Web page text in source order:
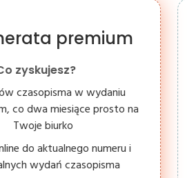
premium
zyskujesz?
czasopisma w wydaniu
co dwa miesiące prosto na
Twoje biurko
do aktualnego numeru i
wydań czasopisma